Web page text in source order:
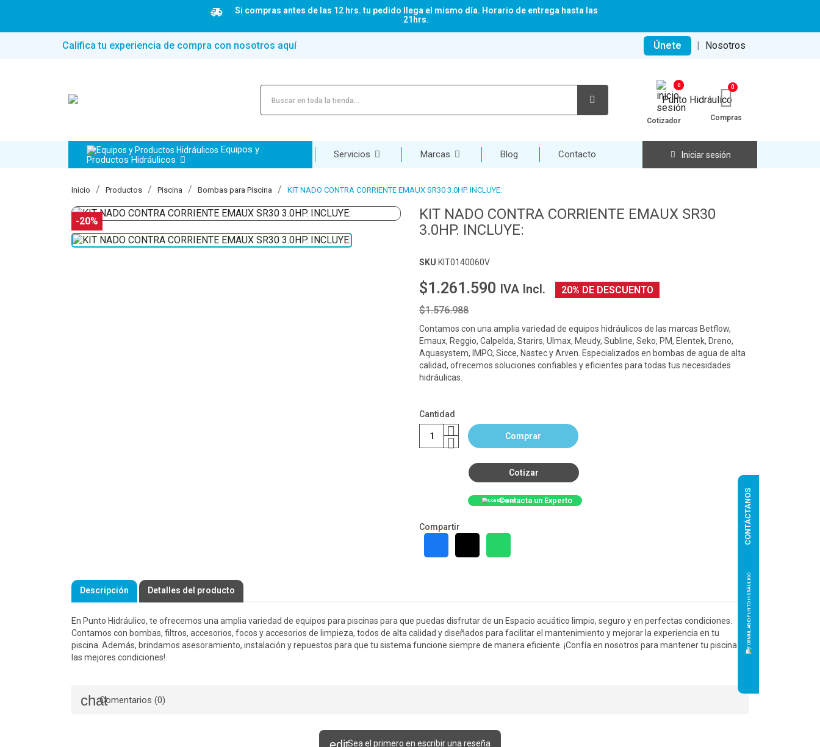
Si compras antes de las 12 hrs. tu pedido llega el mismo día. Horario de entrega hasta las
21hrs.
Califica tu experiencia de compra con nosotros aquí Únete | Nosotros
0
Cotizador Compras
Equipos y
Productos Hidráulicos
Servicios Marcas Blog Contacto Iniciar sesión
Inicio Productos Piscina Bombas para Piscina KIT NADO CONTRA CORRIENTE EMAUX SR30 3.0HP. INCLUYE:
-20%
KIT NADO CONTRA CORRIENTE EMAUX SR30
3.0HP. INCLUYE:
SKU KIT0140060V
$1.261.590 IVA Incl.
20% DE DESCUENTO
$1.576.988
Contamos con una amplia variedad de equipos hidráulicos de las marcas Betflow,
Emaux, Reggio, Calpelda, Starirs, Ulmax, Meudy, Subline, Seko, PM, Elentek, Dreno,
Aquasystem, IMPO, Sicce, Nastec y Arven. Especializados en bombas de agua de alta
calidad, ofrecemos soluciones confiables y eficientes para todas tus necesidades
hidráulicas.
Cantidad
Comprar
Cotizar
Contacta un Experto
Compartir
Descripción Detalles del producto
En Punto Hidráulico, te ofrecemos una amplia variedad de equipos para piscinas para que puedas disfrutar de un Espacio acuático limpio, seguro y en perfectas condiciones.
Contamos con bombas, filtros, accesorios, focos y accesorios de limpieza, todos de alta calidad y diseñados para facilitar el mantenimiento y mejorar la experiencia en tu
piscina. Además, brindamos asesoramiento, instalación y repuestos para que tu sistema funcione siempre de manera eficiente. ¡Confía en nosotros para mantener tu piscina en
las mejores condiciones!.
Comentarios (0)
Sea el primero en escribir una reseña
CONTÁCTANOS